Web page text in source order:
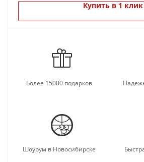
Купить в 1 клик
Более 15000 подарков
Шоурум в Новосибирске